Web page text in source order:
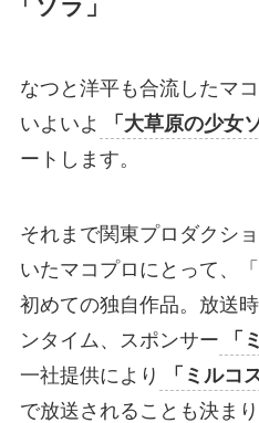
「ソラ」
なつと洋平も合流したマ
いよいよ
「大草原の少女
ートします。
それまで関東プロダクシ
いたマコプロにとって、
初めての独自作品。放送
ンタイム、スポンサー
「
一社提供により
「ミルコ
で放送されることも決まり